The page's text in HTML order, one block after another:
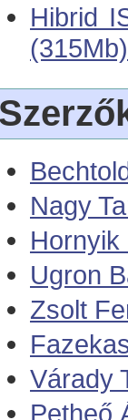
Hibrid
(315Mb)
Nagy
Hornyik
Ugron
Zsolt
Várady
Petheő